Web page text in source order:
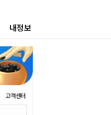
내정보
고객센터